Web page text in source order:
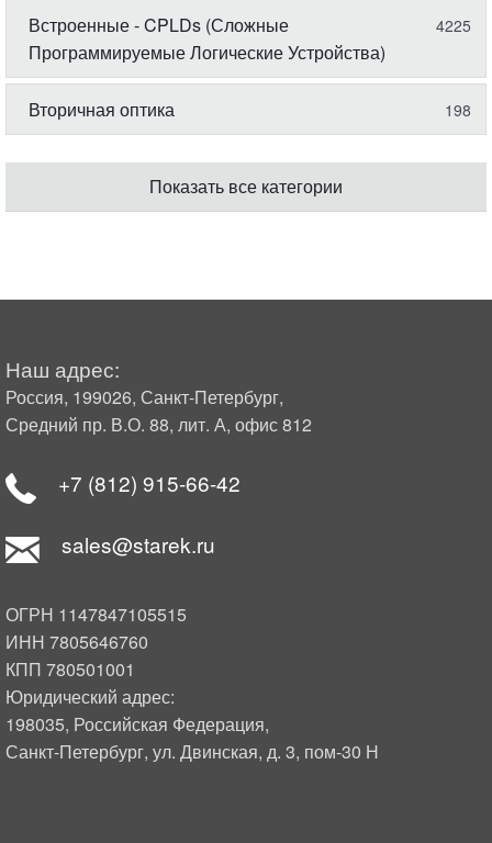
Встроенные - CPLDs (Сложные
Программируемые Логические Устройства)
4225
Вторичная оптика 198
Показать все категории
Наш адрес:
Россия, 199026, Санкт-Петербург,
Средний пр. В.О. 88, лит. А, офис 812
+7 (812) 915-66-42
sales@starek.ru
ОГРН 1147847105515
ИНН 7805646760
КПП 780501001
Юридический адрес:
198035, Российская Федерация,
Санкт-Петербург, ул. Двинская, д. 3, пом-30 Н